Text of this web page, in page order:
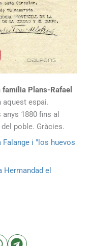
família Plans-Rafael
aquest espai.
1880 fins al
poble. Gràcies.
i "los huevos
el